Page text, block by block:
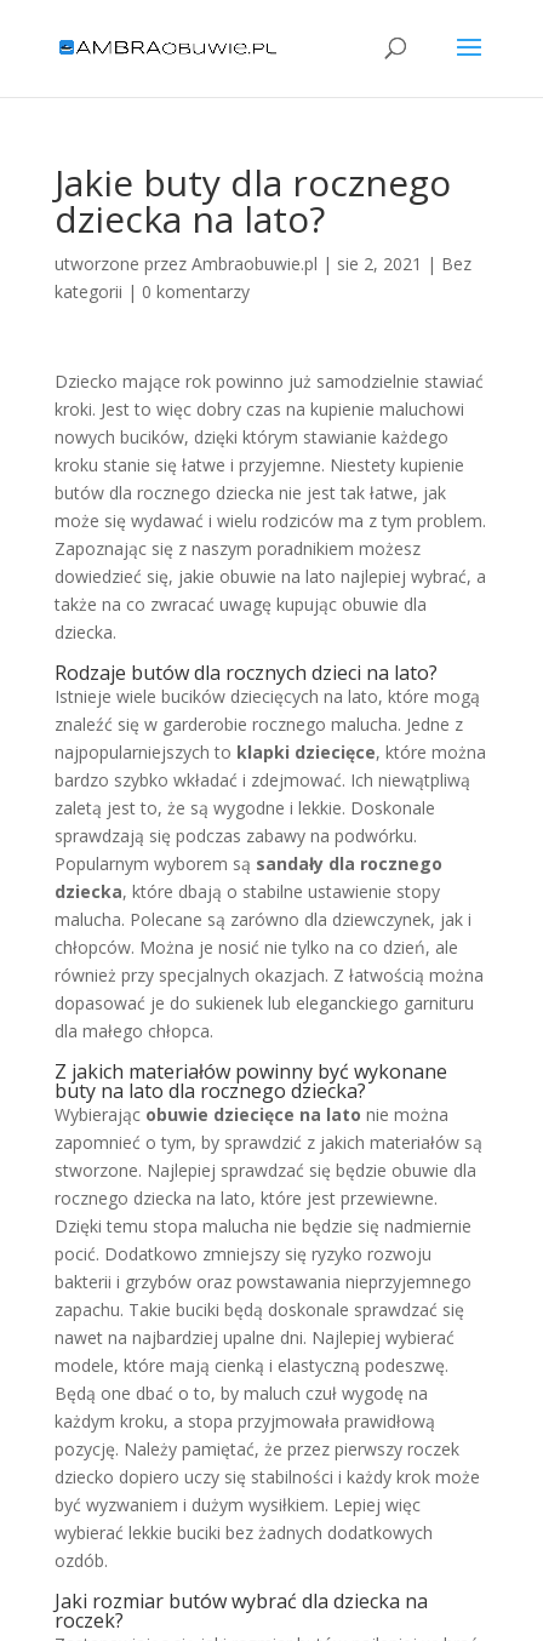
Jakie buty dla rocznego
dziecka na lato?
utworzone przez Ambraobuwie.pl | sie 2, 2021 | Bez
kategorii | 0 komentarzy
Dziecko mające rok powinno już samodzielnie stawiać
kroki. Jest to więc dobry czas na kupienie maluchowi
nowych bucików, dzięki którym stawianie każdego
kroku stanie się łatwe i przyjemne. Niestety kupienie
butów dla rocznego dziecka nie jest tak łatwe, jak
może się wydawać i wielu rodziców ma z tym problem.
Zapoznając się z naszym poradnikiem możesz
dowiedzieć się, jakie obuwie na lato najlepiej wybrać, a
także na co zwracać uwagę kupując obuwie dla
dziecka.
Rodzaje butów dla rocznych dzieci na lato?
Istnieje wiele bucików dziecięcych na lato, które mogą
znaleźć się w garderobie rocznego malucha. Jedne z
najpopularniejszych to klapki dziecięce, które można
bardzo szybko wkładać i zdejmować. Ich niewątpliwą
zaletą jest to, że są wygodne i lekkie. Doskonale
sprawdzają się podczas zabawy na podwórku.
Popularnym wyborem są sandały dla rocznego
dziecka, które dbają o stabilne ustawienie stopy
malucha. Polecane są zarówno dla dziewczynek, jak i
chłopców. Można je nosić nie tylko na co dzień, ale
również przy specjalnych okazjach. Z łatwością można
dopasować je do sukienek lub eleganckiego garnituru
dla małego chłopca.
Z jakich materiałów powinny być wykonane
buty na lato dla rocznego dziecka?
Wybierając obuwie dziecięce na lato nie można
zapomnieć o tym, by sprawdzić z jakich materiałów są
stworzone. Najlepiej sprawdzać się będzie obuwie dla
rocznego dziecka na lato, które jest przewiewne.
Dzięki temu stopa malucha nie będzie się nadmiernie
pocić. Dodatkowo zmniejszy się ryzyko rozwoju
bakterii i grzybów oraz powstawania nieprzyjemnego
zapachu. Takie buciki będą doskonale sprawdzać się
nawet na najbardziej upalne dni. Najlepiej wybierać
modele, które mają cienką i elastyczną podeszwę.
Będą one dbać o to, by maluch czuł wygodę na
każdym kroku, a stopa przyjmowała prawidłową
pozycję. Należy pamiętać, że przez pierwszy roczek
dziecko dopiero uczy się stabilności i każdy krok może
być wyzwaniem i dużym wysiłkiem. Lepiej więc
wybierać lekkie buciki bez żadnych dodatkowych
ozdób.
Jaki rozmiar butów wybrać dla dziecka na
roczek?